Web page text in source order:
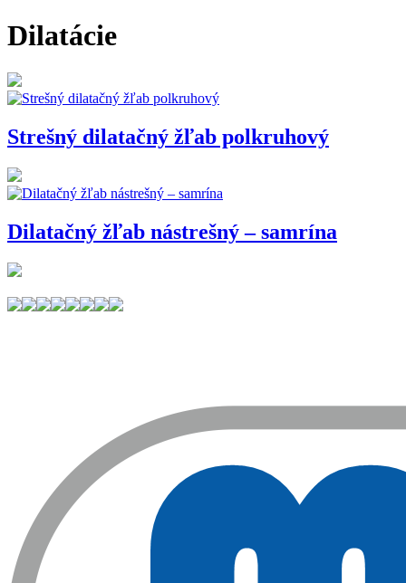
Dilatácie
Strešný dilatačný žľab polkruhový
Dilatačný žľab nástrešný – samrína